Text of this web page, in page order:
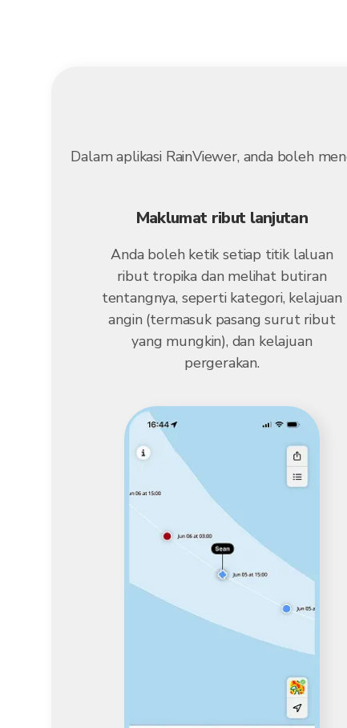
Dalam aplikasi RainViewer, anda boleh
Maklumat ribut lanjutan
Anda boleh ketik setiap titik laluan
ribut tropika dan melihat butiran
tentangnya, seperti kategori, kelajuan
angin (termasuk pasang surut ribut
yang mungkin), dan kelajuan
pergerakan.